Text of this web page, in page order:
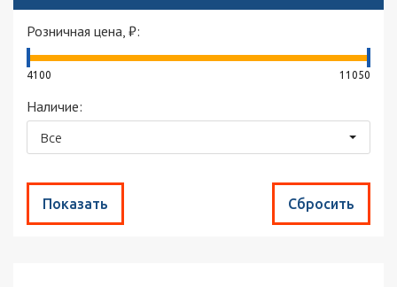
Розничная цена, ₽:
4100 11050
Наличие:
Все